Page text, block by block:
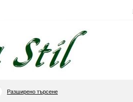
Разширено търсене